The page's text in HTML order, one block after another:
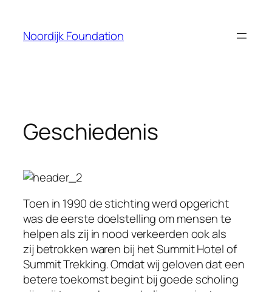
content
Noordijk Foundation
Geschiedenis
Toen in 1990 de stichting werd opgericht
was de eerste doelstelling om mensen te
helpen als zij in nood verkeerden ook als
zij betrokken waren bij het Summit Hotel of
Summit Trekking. Omdat wij geloven dat een
betere toekomst begint bij goede scholing